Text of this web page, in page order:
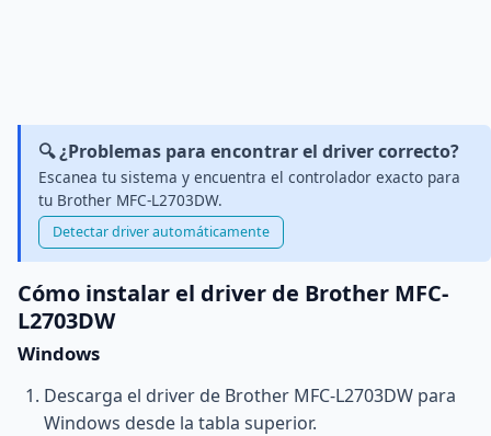
🔍 ¿Problemas para encontrar el driver correcto?
Escanea tu sistema y encuentra el controlador exacto para
tu Brother MFC-L2703DW.
Detectar driver automáticamente
Cómo instalar el driver de Brother MFC-
L2703DW
Windows
Descarga el driver de Brother MFC-L2703DW para
Windows desde la tabla superior.